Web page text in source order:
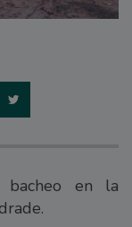
bacheo en la